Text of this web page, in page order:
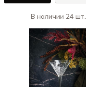
В наличии 24 шт.